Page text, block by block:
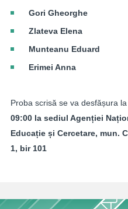
Gori Gheorghe
Zlateva Elena
Munteanu Eduard
Erimei Anna
Proba scrisă se va desfășura
09:00 la sediul Agenției
Educație și Cercetare, mun.
1, bir 101